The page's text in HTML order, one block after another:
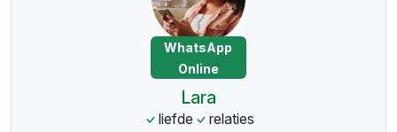
WhatsApp
Online
Lara
liefde
relaties